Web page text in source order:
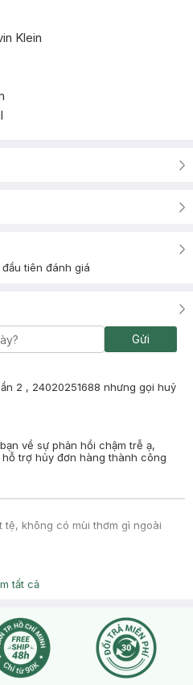
Klein
tiên đánh giá
Gửi
2 , 24020251688 nhưng gọi huỷ
về sự phản hồi chậm trễ ạ,
trợ hủy đơn hàng thành công
tệ, không có mùi thơm gì ngoài
trợ hơn cho bạn, bạn nhấn nút
tất cả